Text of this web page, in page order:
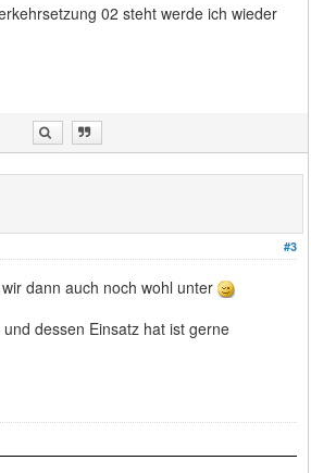
02 steht werde ich wieder
#3
dann auch noch wohl unter
dessen Einsatz hat ist gerne